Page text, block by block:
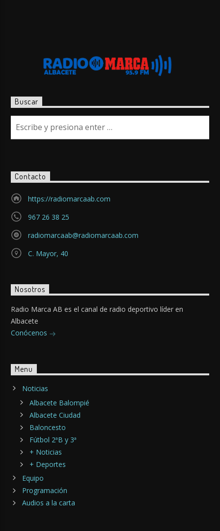
Buscar
Contacto
https://radiomarcaab.com
967 26 38 25
radiomarcaab@radiomarcaab.com
C. Mayor, 40
Nosotros
Radio Marca AB es el canal de radio deportivo líder en
Albacete
Conócenos
Menu
Noticias
Albacete Balompié
Albacete Ciudad
Baloncesto
Fútbol 2ªB y 3ª
+ Noticias
+ Deportes
Equipo
Programación
Audios a la carta